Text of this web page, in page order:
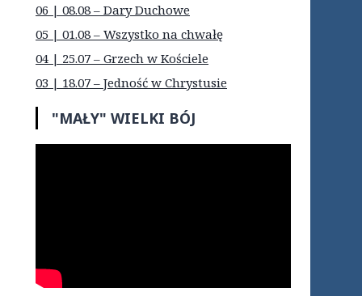
06 | 08.08 – Dary Duchowe
05 | 01.08 – Wszystko na chwałę
04 | 25.07 – Grzech w Kościele
03 | 18.07 – Jedność w Chrystusie
"MAŁY" WIELKI BÓJ